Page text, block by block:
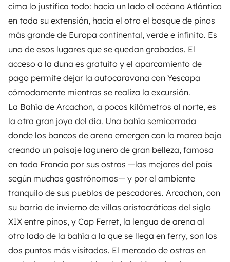
cima lo justifica todo: hacia un lado el océano Atlántico
en toda su extensión, hacia el otro el bosque de pinos
más grande de Europa continental, verde e infinito. Es
uno de esos lugares que se quedan grabados. El
acceso a la duna es gratuito y el aparcamiento de
pago permite dejar la autocaravana con Yescapa
cómodamente mientras se realiza la excursión.
La Bahía de Arcachon, a pocos kilómetros al norte, es
la otra gran joya del día. Una bahía semicerrada
donde los bancos de arena emergen con la marea baja
creando un paisaje lagunero de gran belleza, famosa
en toda Francia por sus ostras —las mejores del país
según muchos gastrónomos— y por el ambiente
tranquilo de sus pueblos de pescadores. Arcachon, con
su barrio de invierno de villas aristocráticas del siglo
XIX entre pinos, y Cap Ferret, la lengua de arena al
otro lado de la bahía a la que se llega en ferry, son los
dos puntos más visitados. El mercado de ostras en